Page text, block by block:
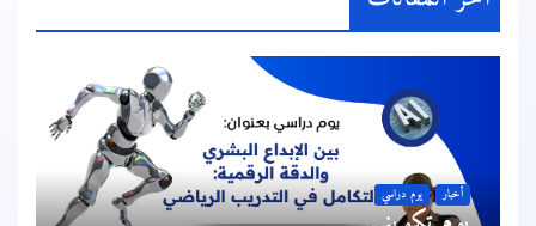
أخبار يوم دراسي